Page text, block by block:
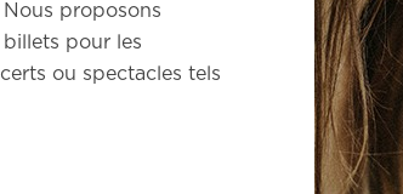
proposons
pour les
ou spectacles tels